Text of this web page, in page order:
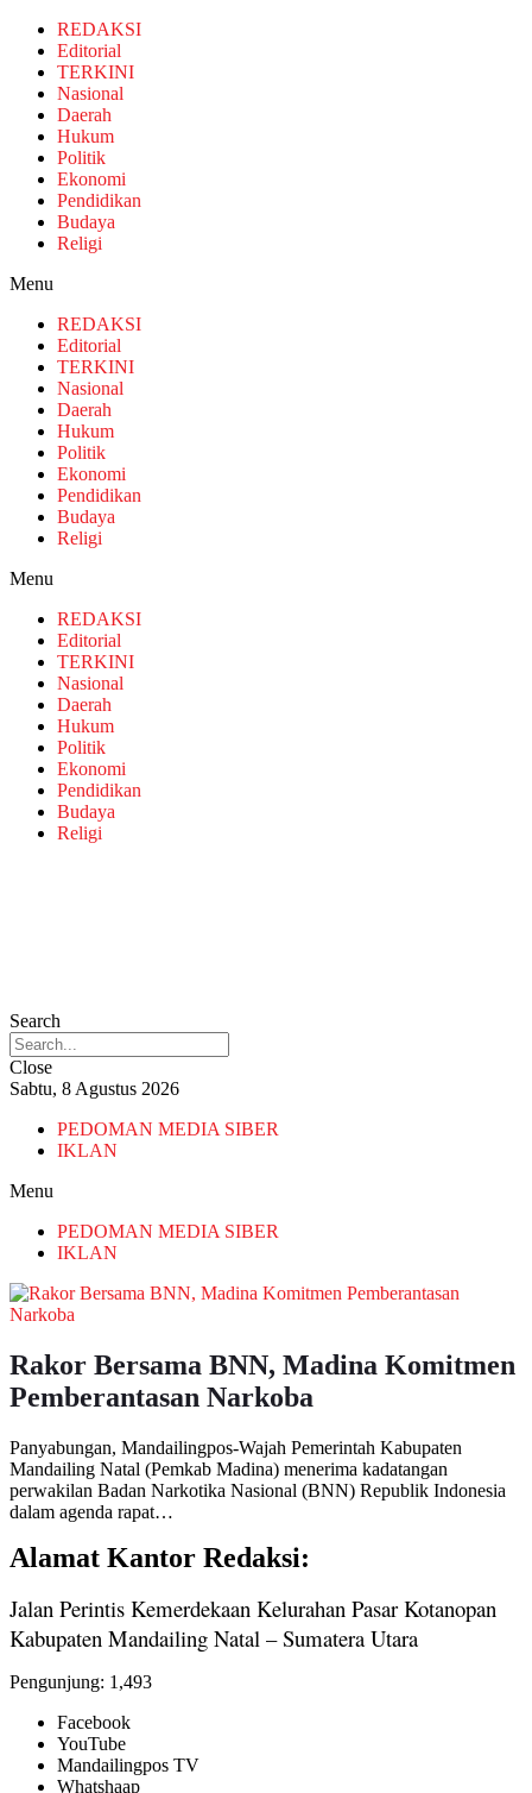
REDAKSI
Editorial
TERKINI
Nasional
Daerah
Hukum
Politik
Ekonomi
Pendidikan
Budaya
Religi
Menu
REDAKSI
Editorial
TERKINI
Nasional
Daerah
Hukum
Politik
Ekonomi
Pendidikan
Budaya
Religi
Menu
REDAKSI
Editorial
TERKINI
Nasional
Daerah
Hukum
Politik
Ekonomi
Pendidikan
Budaya
Religi
Search
Close
Sabtu, 8 Agustus 2026
PEDOMAN MEDIA SIBER
IKLAN
Menu
PEDOMAN MEDIA SIBER
IKLAN
Rakor Bersama BNN, Madina Komitmen
Pemberantasan Narkoba
Panyabungan, Mandailingpos-Wajah Pemerintah Kabupaten
Mandailing Natal (Pemkab Madina) menerima kadatangan
perwakilan Badan Narkotika Nasional (BNN) Republik Indonesia
dalam agenda rapat…
Alamat Kantor Redaksi:
Jalan Perintis Kemerdekaan Kelurahan Pasar Kotanopan
Kabupaten Mandailing Natal – Sumatera Utara
Pengunjung: 1,493
Facebook
YouTube
Mandailingpos TV
Whatshaap